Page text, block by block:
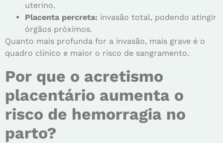
uterino.
Placenta percreta: invasão total, podendo atingir
órgãos próximos.
Quanto mais profunda for a invasão, mais grave é o
quadro clínico e maior o risco de sangramento.
Por que o acretismo
placentário aumenta o
risco de hemorragia no
parto?